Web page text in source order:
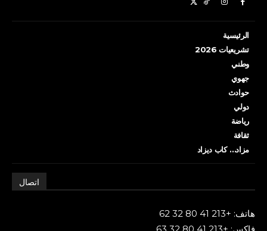
الرئيسية
تشريعيات 2026
وطني
جهوي
حوادث
دولي
رياضة
ثقافة
مزاد… كاب ديزاد
اتصال
هاتف: +213 41 80 32 62
فاكس: +213 41 80 32 63